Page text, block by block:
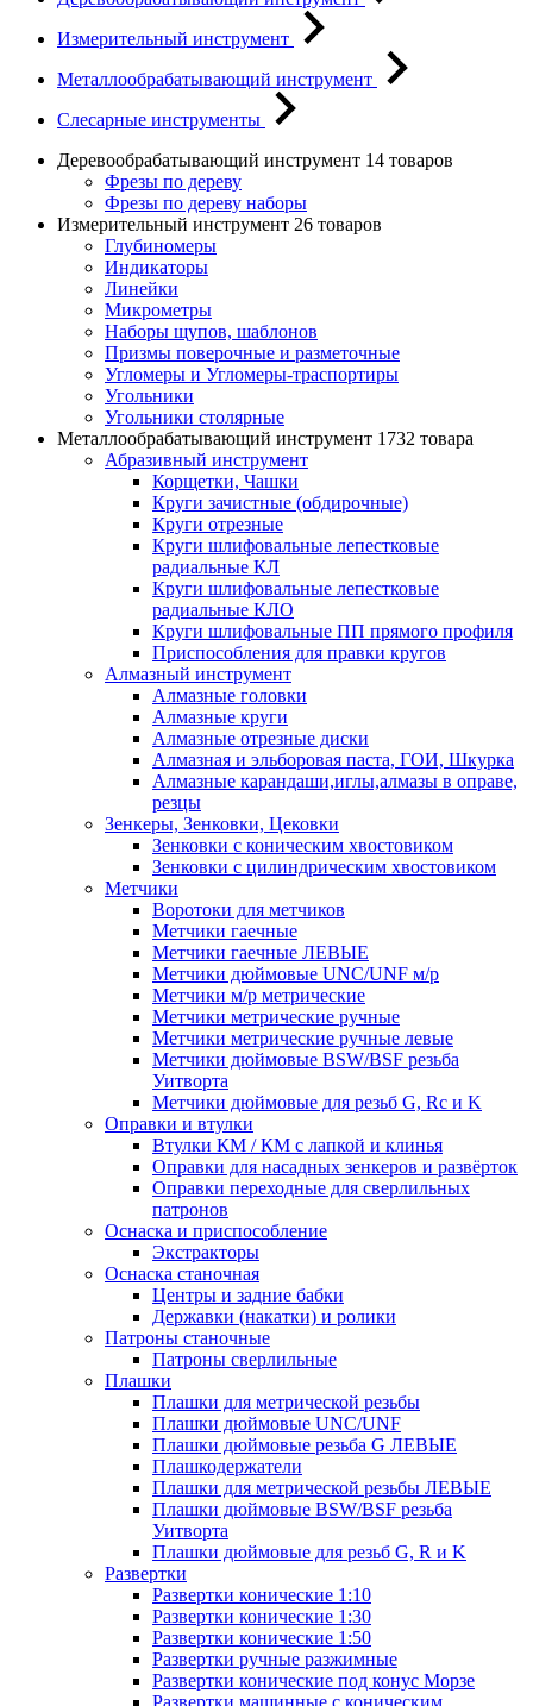
Измерительный инструмент
Металлообрабатывающий инструмент
Слесарные инструменты
Деревообрабатывающий инструмент 14 товаров
Фрезы по дереву
Фрезы по дереву наборы
Измерительный инструмент 26 товаров
Глубиномеры
Индикаторы
Линейки
Микрометры
Наборы щупов, шаблонов
Призмы поверочные и разметочные
Угломеры и Угломеры-траспортиры
Угольники
Угольники столярные
Металлообрабатывающий инструмент 1732 товара
Абразивный инструмент
Корщетки, Чашки
Круги зачистные (обдирочные)
Круги отрезные
Круги шлифовальные лепестковые
радиальные КЛ
Круги шлифовальные лепестковые
радиальные КЛО
Круги шлифовальные ПП прямого профиля
Приспособления для правки кругов
Алмазный инструмент
Алмазные головки
Алмазные круги
Алмазные отрезные диски
Алмазная и эльборовая паста, ГОИ, Шкурка
Алмазные карандаши,иглы,алмазы в оправе,
резцы
Зенкеры, Зенковки, Цековки
Зенковки с коническим хвостовиком
Зенковки с цилиндрическим хвостовиком
Метчики
Воротоки для метчиков
Метчики гаечные
Метчики гаечные ЛЕВЫЕ
Метчики дюймовые UNC/UNF м/р
Метчики м/р метрические
Метчики метрические ручные
Метчики метрические ручные левые
Метчики дюймовые BSW/BSF резьба
Уитворта
Метчики дюймовые для резьб G, Rc и K
Оправки и втулки
Втулки КМ / КМ с лапкой и клинья
Оправки для насадных зенкеров и развёрток
Оправки переходные для сверлильных
патронов
Оснаска и приспособление
Экстракторы
Оснаска станочная
Центры и задние бабки
Державки (накатки) и ролики
Патроны станочные
Патроны сверлильные
Плашки
Плашки для метрической резьбы
Плашки дюймовые UNC/UNF
Плашки дюймовые резьба G ЛЕВЫЕ
Плашкодержатели
Плашки для метрической резьбы ЛЕВЫЕ
Плашки дюймовые BSW/BSF резьба
Уитворта
Плашки дюймовые для резьб G, R и K
Развертки
Развертки конические 1:10
Развертки конические 1:30
Развертки конические 1:50
Развертки ручные разжимные
Развертки конические под конус Морзе
Развертки машинные с коническим